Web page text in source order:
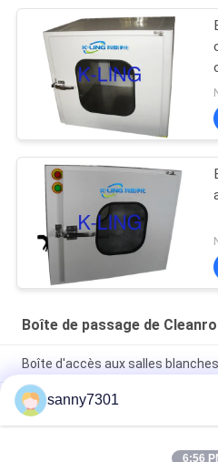
Boîte de passage de
Boîte d'accès aux salles
Boîte de passage statique de
le Cabinet 304 d'acier inoxydable
Boîte de passage statique
sanny7301
6:56